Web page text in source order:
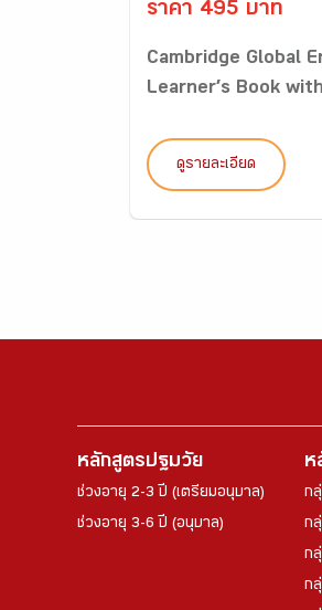
ราคา 495 บาท
Cambridge Global
Learner’s Book
ดูรายละเอียด
หลักสูตรปฐมวัย
ช่วงอายุ 2-3 ปี (เตรียมอนุบาล)
ช่วงอายุ 3-6 ปี (อนุบาล)
ห
ก
ก
ก
ก